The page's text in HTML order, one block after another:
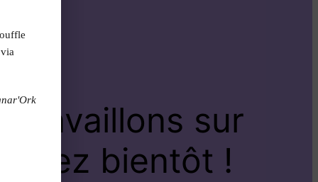
travaillons sur
bientôt !